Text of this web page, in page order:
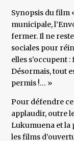
Synopsis du film
municipale,
fermer. Il ne
sociales pour
elles s’occupent
Désormais, tout
permis !… »
Pour défendre
applaudir, outre
Lukumuena et la
les films